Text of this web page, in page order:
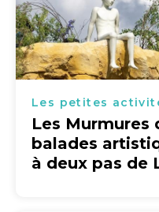
Les petites
Les Murmures
balades
à deux pas de